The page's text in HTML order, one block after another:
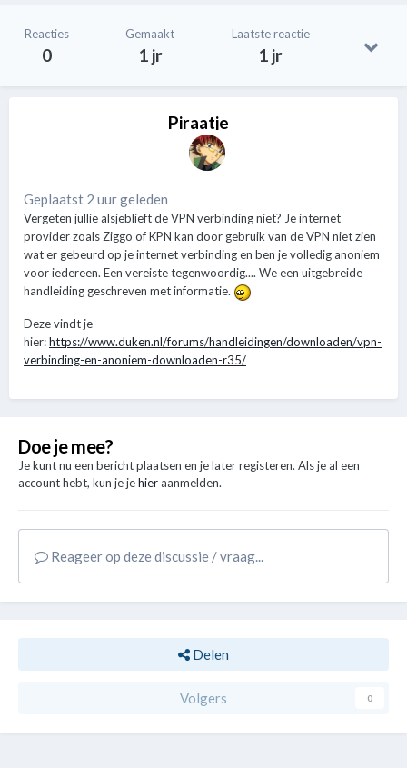
Reacties
0
Gemaakt
1 jr
Laatste reactie
1 jr
Piraatje
Geplaatst 2 uur geleden
Vergeten jullie alsjeblieft de VPN verbinding niet? Je internet
provider zoals Ziggo of KPN kan door gebruik van de VPN niet zien
wat er gebeurd op je internet verbinding en ben je volledig anoniem
voor iedereen. Een vereiste tegenwoordig.... We een uitgebreide
handleiding geschreven met informatie.
Deze vindt je
hier:https://www.duken.nl/forums/handleidingen/downloaden/vpn-
verbinding-en-anoniem-downloaden-r35/
Doe je mee?
Je kunt nu een bericht plaatsen en je later registeren. Als je al een
account hebt, kun je jehieraanmelden.
Reageer op deze discussie / vraag...
Delen
Volgers 0